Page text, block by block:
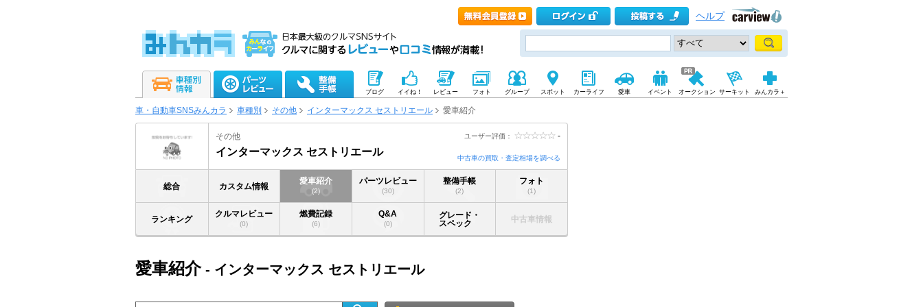
ヘルプ
ブログ イイね！ レビュー フォト グループ スポット カーライフ 愛車 イベント オークション サーキット みんカラ＋
車・自動車SNSみんカラ 車種別 その他 インターマックス セストリエール 愛車紹介
ユーザー評価： -
その他
インターマックス セストリエール
中古車の買取・査定相場を調べる
総合 カスタム情報
愛車紹介
(2)
パーツレビュー
(30)
整備手帳
(2)
フォト
(1)
ランキング
クルマレビュー
(0)
燃費記録
(6)
Q&A
(0)
グレード・
スペック
中古車情報
愛車紹介- インターマックス セストリエール